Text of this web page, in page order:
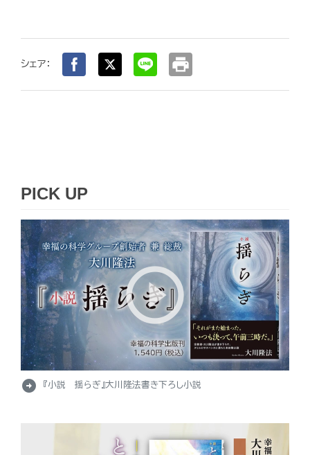
シェア： print
PICK UP
arrow_circle_right 『小説 揺らぎ』大川隆法書き下ろし小説